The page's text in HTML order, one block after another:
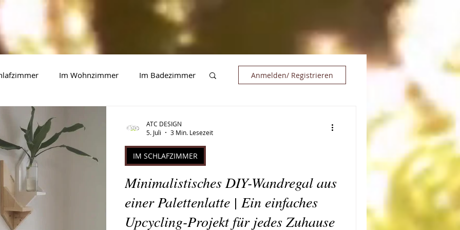
Im Wohnzimmer Im Badezimmer
Tolle Kinderprojekte
Anmelden/ Registrieren
Minimalistisches DIY-Wandregal aus
einer Palettenlatte | Ein einfaches
Upcycling-Projekt für jedes Zuhause
IM SCHLAFZIMMER
ATC DESIGN
5. Juli
3 Min. Lesezeit